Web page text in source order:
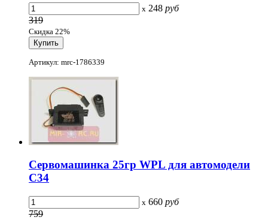
x 248 руб
319
Скидка 22%
Артикул: mrc-1786339
Сервомашинка 25гр WPL для автомодели
C34
x 660 руб
759